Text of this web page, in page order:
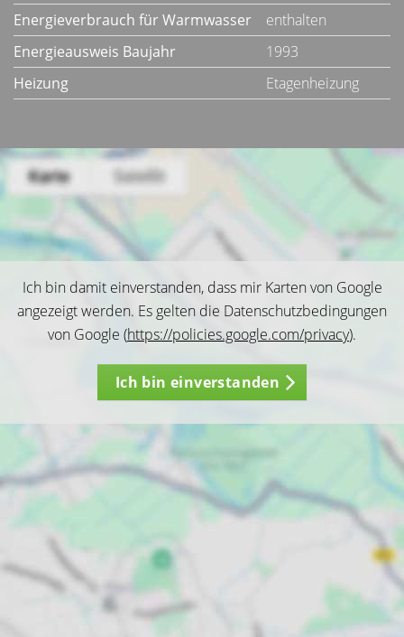
Energieverbrauch für Warmwasser
enthalten
Energieausweis Baujahr
1993
Heizung
Etagenheizung
Ich bin damit einverstanden, dass mir Karten von Google
angezeigt werden. Es gelten die Datenschutzbedingungen
von Google (https://policies.google.com/privacy).
Ich bin einverstanden